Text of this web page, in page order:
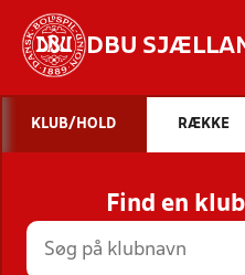
DBU
STILLINGER,
KLUB/HOLD RÆKKE
Find en